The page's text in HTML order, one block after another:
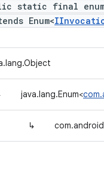
static final enum
Enum<
java.lang.Enum<
↳